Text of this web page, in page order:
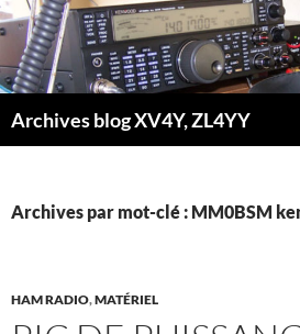
Aller
au
contenu
Archives blog XV4Y, ZL4YY
Archives par mot-clé : MM0BSM
HAM RADIO,MATÉRIEL